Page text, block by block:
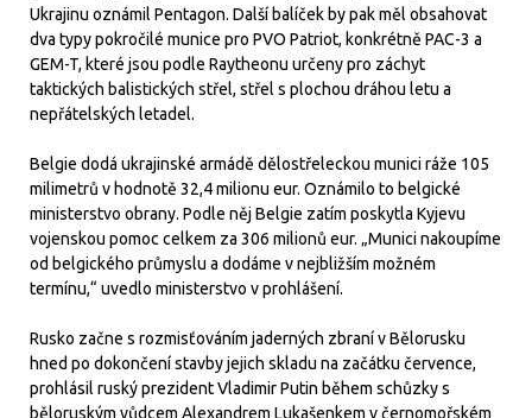
Ukrajinu oznámil Pentagon. Další balíček by pak měl obsahovat
dva typy pokročilé munice pro PVO Patriot, konkrétně PAC-3 a
GEM-T, které jsou podle Raytheonu určeny pro záchyt
taktických balistických střel, střel s plochou dráhou letu a
nepřátelských letadel.
Belgie dodá ukrajinské armádě dělostřeleckou munici ráže 105
milimetrů v hodnotě 32,4 milionu eur. Oznámilo to belgické
ministerstvo obrany. Podle něj Belgie zatím poskytla Kyjevu
vojenskou pomoc celkem za 306 milionů eur. „Munici nakoupíme
od belgického průmyslu a dodáme v nejbližším možném
termínu,“ uvedlo ministerstvo v prohlášení.
Rusko začne s rozmisťováním jaderných zbraní v Bělorusku
hned po dokončení stavby jejich skladu na začátku července,
prohlásil ruský prezident Vladimir Putin během schůzky s
běloruským vůdcem Alexandrem Lukašenkem v černomořském